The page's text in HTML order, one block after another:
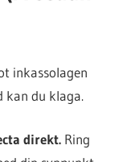
inkassolagen
kan du klaga.
direkt.Ring